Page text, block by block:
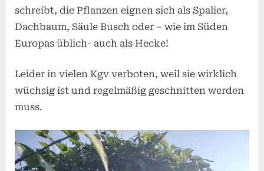
schreibt, die Pflanzen eignen sich als Spalier,
Dachbaum, Säule Busch oder – wie im Süden
Europas üblich- auch als Hecke!
Leider in vielen Kgv verboten, weil sie wirklich
wüchsig ist und regelmäßig geschnitten werden
muss.